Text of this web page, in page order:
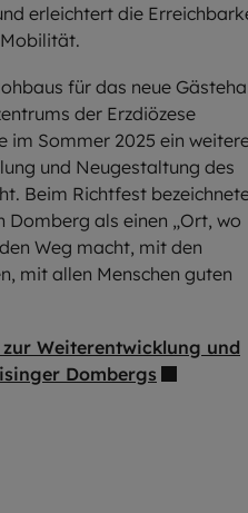
erleichtert die
für das neue
der Erzdiözese
im Sommer 2025 ein
und Neugestaltung des
Beim Richtfest
Domberg als einen „Ort, wo
Weg macht, mit den
mit allen Menschen guten
Weiterentwicklung und
Dombergs